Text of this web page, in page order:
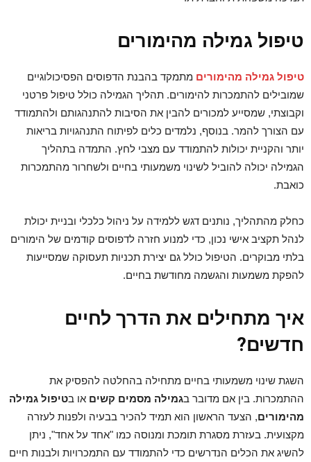
טיפול גמילה מהימורים
טיפול גמילה מהימורים מתמקד בהבנת הדפוסים הפסיכולוגיים
שמובילים להתמכרות להימורים. תהליך הגמילה כולל טיפול פרטני
וקבוצתי, שמסייע למכורים להבין את הסיבות להתנהגותם ולהתמודד
עם הצורך להמר. בנוסף, נלמדים כלים לפיתוח התנהגויות בריאות
יותר והקניית יכולות להתמודד עם מצבי לחץ. התמדה בתהליך
הגמילה יכולה להוביל לשינוי משמעותי בחיים ולשחרור מהתמכרות
כואבת.
כחלק מהתהליך, נותנים דגש ללמידה על ניהול כלכלי ובניית יכולת
לנהל תקציב אישי נכון, כדי למנוע חזרה לדפוסים קודמים של הימורים
בלתי מבוקרים. הטיפול כולל גם יצירת תכניות תעסוקה שמסייעות
להפקת משמעות והגשמה מחודשת בחיים.
איך מתחילים את הדרך לחיים
חדשים?
השגת שינוי משמעותי בחיים מתחילה בהחלטה להפסיק את
ההתמכרות. בין אם מדובר בגמילה מסמים קשים או בטיפול גמילה
מהימורים, הצעד הראשון הוא תמיד להכיר בבעיה ולפנות לעזרה
מקצועית. בעזרת מסגרת תומכת ומנוסה כמו "אחד על אחד", ניתן
להשיג את הכלים הנדרשים כדי להתמודד עם התמכרויות ולבנות חיים